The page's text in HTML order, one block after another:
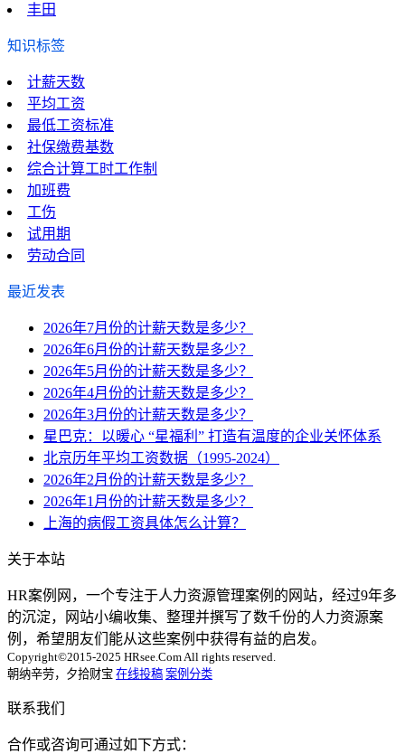
丰田
知识标签
计薪天数
平均工资
最低工资标准
社保缴费基数
综合计算工时工作制
加班费
工伤
试用期
劳动合同
最近发表
2026年7月份的计薪天数是多少？
2026年6月份的计薪天数是多少？
2026年5月份的计薪天数是多少？
2026年4月份的计薪天数是多少？
2026年3月份的计薪天数是多少？
星巴克：以暖心 “星福利” 打造有温度的企业关怀体系
北京历年平均工资数据（1995-2024）
2026年2月份的计薪天数是多少？
2026年1月份的计薪天数是多少？
上海的病假工资具体怎么计算？
关于本站
HR案例网，一个专注于人力资源管理案例的网站，经过9年多
的沉淀，网站小编收集、整理并撰写了数千份的人力资源案
例，希望朋友们能从这些案例中获得有益的启发。
Copyright©2015-2025 HRsee.Com All rights reserved.
朝纳辛劳，夕拾财宝 在线投稿 案例分类
联系我们
合作或咨询可通过如下方式：